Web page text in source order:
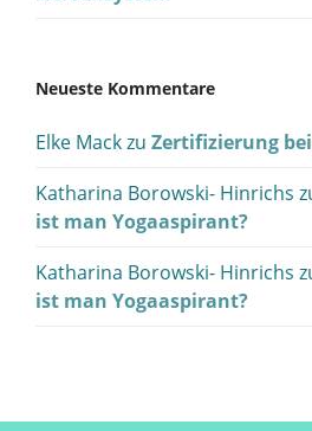
Neueste Kommentare
Elke Mackzu Zertifizierung
Katharina Borowski- Hinrichs
ist man Yogaaspirant?
Katharina Borowski- Hinrichs
ist man Yogaaspirant?